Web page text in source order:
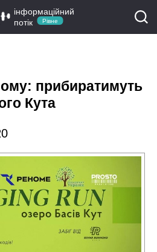
інформаційний
потік
Рівне
прибиратимуть
Кута